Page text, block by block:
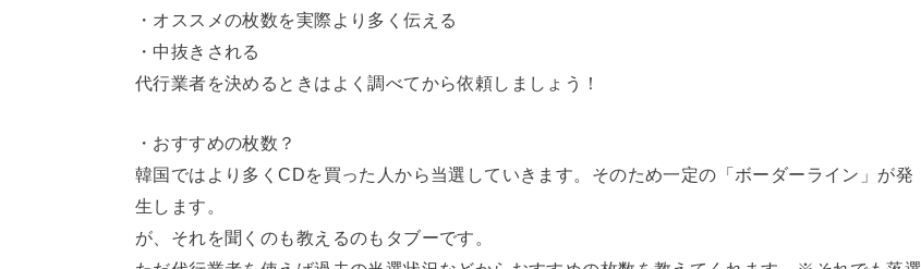
・オススメの枚数を実際より多く伝える
・中抜きされる
代行業者を決めるときはよく調べてから依頼しましょう！
・おすすめの枚数？
韓国ではより多くCDを買った人から当選していきます。そのため一定の「ボーダーライン」が発
生します。
が、それを聞くのも教えるのもタブーです。